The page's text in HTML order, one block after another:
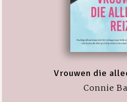
Vrouwen die
Connie